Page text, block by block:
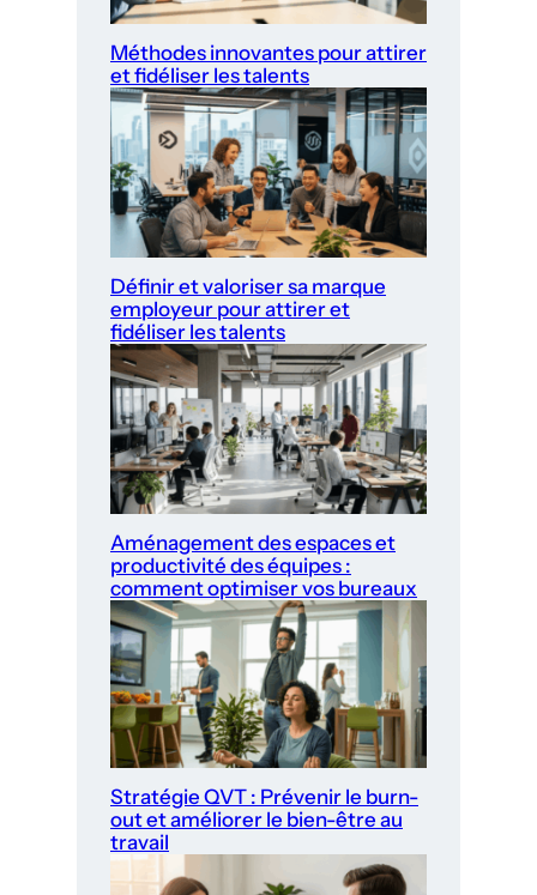
Méthodes innovantes pour attirer
et fidéliser les talents
Définir et valoriser sa marque
employeur pour attirer et
fidéliser les talents
Aménagement des espaces et
productivité des équipes :
comment optimiser vos bureaux
Stratégie QVT : Prévenir le burn-
out et améliorer le bien-être au
travail